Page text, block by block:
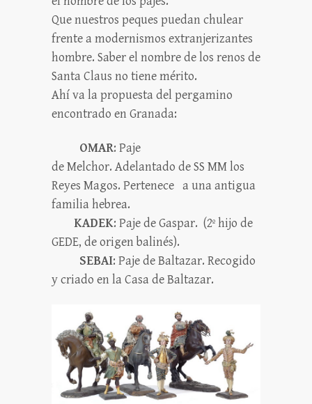
Que nuestros peques puedan chulear
frente a modernismos extranjerizantes
hombre. Saber el nombre de los renos de
Santa Claus no tiene mérito.
Ahí va la propuesta del pergamino
encontrado en Granada:
OMAR: Paje
de Melchor. Adelantado de SS MM los
Reyes Magos. Pertenece a una antigua
familia hebrea.
KADEK: Paje de Gaspar. (2º hijo de
GEDE, de origen balinés).
SEBAI: Paje de Baltazar. Recogido
y criado en la Casa de Baltazar.